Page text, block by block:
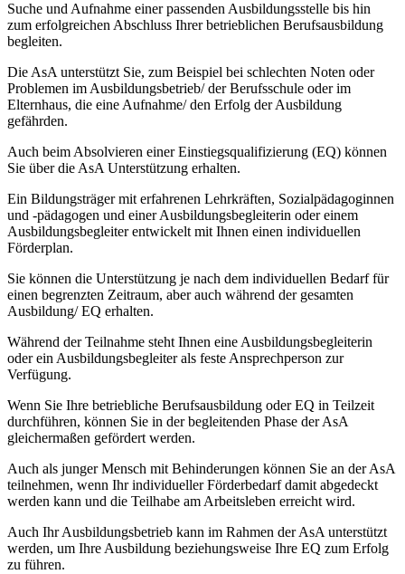
Suche und Aufnahme einer passenden Ausbildungsstelle bis hin
zum erfolgreichen Abschluss Ihrer betrieblichen Berufsausbildung
begleiten.
Die AsA unterstützt Sie, zum Beispiel bei schlechten Noten oder
Problemen im Ausbildungsbetrieb/ der Berufsschule oder im
Elternhaus, die eine Aufnahme/ den Erfolg der Ausbildung
gefährden.
Auch beim Absolvieren einer Einstiegsqualifizierung (EQ) können
Sie über die AsA Unterstützung erhalten.
Ein Bildungsträger mit erfahrenen Lehrkräften, Sozialpädagoginnen
und -pädagogen und einer Ausbildungsbegleiterin oder einem
Ausbildungsbegleiter entwickelt mit Ihnen einen individuellen
Förderplan.
Sie können die Unterstützung je nach dem individuellen Bedarf für
einen begrenzten Zeitraum, aber auch während der gesamten
Ausbildung/ EQ erhalten.
Während der Teilnahme steht Ihnen eine Ausbildungsbegleiterin
oder ein Ausbildungsbegleiter als feste Ansprechperson zur
Verfügung.
Wenn Sie Ihre betriebliche Berufsausbildung oder EQ in Teilzeit
durchführen, können Sie in der begleitenden Phase der AsA
gleichermaßen gefördert werden.
Auch als junger Mensch mit Behinderungen können Sie an der AsA
teilnehmen, wenn Ihr individueller Förderbedarf damit abgedeckt
werden kann und die Teilhabe am Arbeitsleben erreicht wird.
Auch Ihr Ausbildungsbetrieb kann im Rahmen der AsA unterstützt
werden, um Ihre Ausbildung beziehungsweise Ihre EQ zum Erfolg
zu führen.